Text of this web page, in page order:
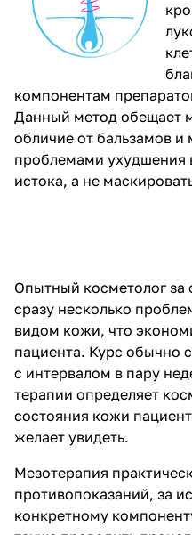
компонентам
Данный метод обещает
обличие от бальзамов и
проблемами ухудшения
истока, а не
Опытный косметолог
сразу несколько
видом кожи, что
пациента. Курс обычно
с интервалом в пару
терапии определяет
состояния кожи
желает увидеть.
Мезотерапия
противопоказаний, за
конкретному